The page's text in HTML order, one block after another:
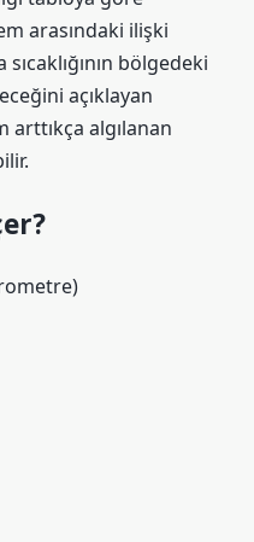
arasındaki ilişki
sıcaklığının bölgedeki
açıklayan
arttıkça algılanan